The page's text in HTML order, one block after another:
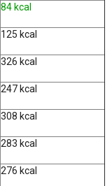
84 kcal
125 kcal
326 kcal
247 kcal
308 kcal
283 kcal
276 kcal